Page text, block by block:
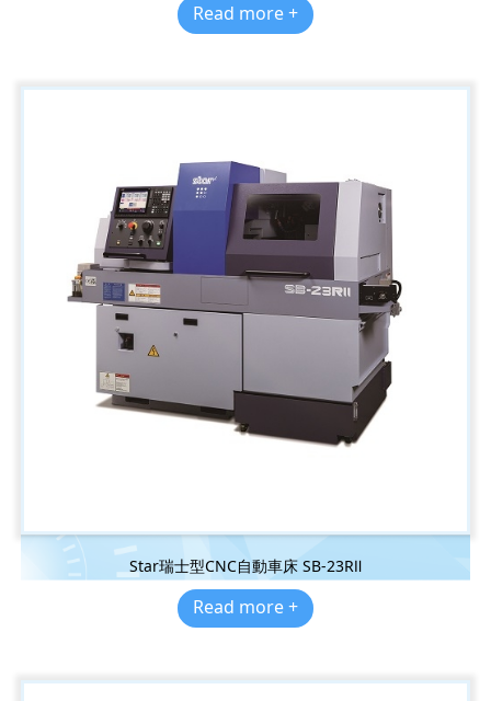
Read more +
Star瑞士型CNC自動車床 SB-23RⅡ
Read more +